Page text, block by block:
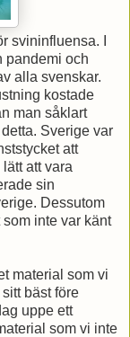
svininfluensa. I
pandemi och
alla svenskar.
kostade
man såklart
Sverige var
att
att vara
sin
Dessutom
inte var känt
material som vi
bäst före
uppe ett
som vi inte